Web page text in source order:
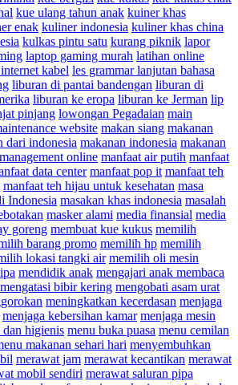
kue ulang tahun anak kuiner khas
enak kuliner indonesia kuliner khas china
kulkas pintu satu kurang piknik lapor
laptop gaming murah latihan online
kabel les grammar lanjutan bahasa
liburan di pantai bandengan liburan di
liburan ke eropa liburan ke Jerman lip
pinjang lowongan Pegadaian main
website makan siang makanan
dari indonesia makanan indonesia makanan
management online manfaat air putih manfaat
data center manfaat pop it manfaat teh
manfaat teh hijau untuk kesehatan masa
Indonesia masakan khas indonesia masalah
masker alami media finansial media
goreng membuat kue kukus memilih
barang promo memilih hp memilih
lokasi tangki air memilih oli mesin
mendidik anak mengajari anak membaca
mengatasi bibir kering mengobati asam urat
meningkatkan kecerdasan menjaga
menjaga kebersihan kamar menjaga mesin
higienis menu buka puasa menu cemilan
makanan sehari hari menyembuhkan
merawat jam merawat kecantikan merawat
mobil sendiri merawat saluran pipa